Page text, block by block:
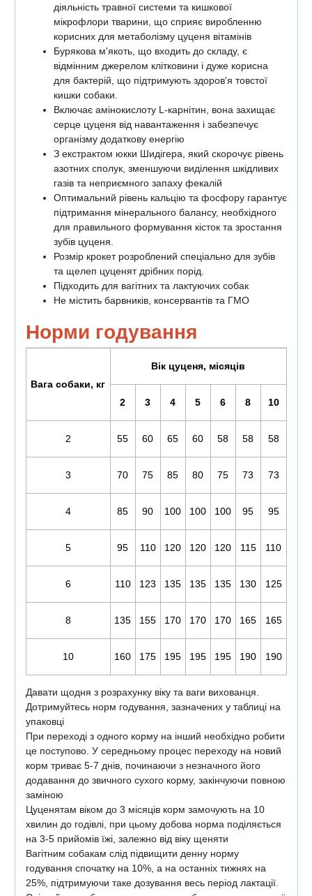
діяльність травної системи та кишкової
мікрофлори тварини, що сприяє виробленню
корисних для метаболізму цуценя вітамінів
Бурякова м'якоть, що входить до складу, є
відмінним джерелом клітковини і дуже корисна
для бактерій, що підтримують здоров'я товстої
кишки собаки.
Включає амінокислоту L-карнітин, вона захищає
серце цуценя від навантаження і забезпечує
організму додаткову енергію
З екстрактом юкки Шидігера, який скорочує рівень
азотних сполук, зменшуючи виділення шкідливих
газів та неприємного запаху фекалій
Оптимальний рівень кальцію та фосфору гарантує
підтримання мінерального балансу, необхідного
для правильного формування кісток та зростання
зубів цуценя.
Розмір крокет розроблений спеціально для зубів
та щелеп цуценят дрібних порід.
Підходить для вагітних та лактуючих собак
Не містить барвників, консервантів та ГМО
Норми годування
Вага собаки, кг
Вік цуценя, місяців
2 3 4 5 6 8 10
2 55 60 65 60 58 58 58
3 70 75 85 80 75 73 73
4 85 90 100 100 100 95 95
5 95 110 120 120 120 115 110
6 110 123 135 135 135 130 125
8 135 155 170 170 170 165 165
10 160 175 195 195 195 190 190
Давати щодня з розрахунку віку та ваги вихованця.
Дотримуйтесь норм годування, зазначених у таблиці на
упаковці
При переході з одного корму на інший необхідно робити
це поступово. У середньому процес переходу на новий
корм триває 5-7 днів, починаючи з незначного його
додавання до звичного сухого корму, закінчуючи повною
заміною
Цуценятам віком до 3 місяців корм замочують на 10
хвилин до годівлі, при цьому добова норма поділяється
на 3-5 прийомів їжі, залежно від віку щеняти
Вагітним собакам слід підвищити денну норму
годування спочатку на 10%, а на останніх тижнях на
25%, підтримуючи таке дозування весь період лактації.